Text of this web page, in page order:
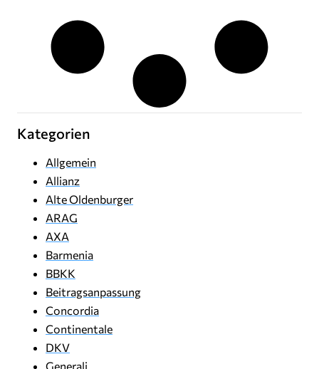
Kategorien
Allgemein
Allianz
Alte Oldenburger
ARAG
AXA
Barmenia
BBKK
Beitragsanpassung
Concordia
Continentale
DKV
Generali